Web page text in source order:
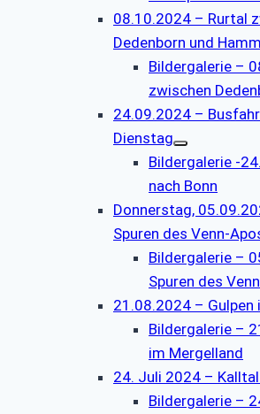
08.10.2024 – Rurtal
Dedenborn und
Bildergalerie –
zwischen
24.09.2024 –
Dienstag
Bildergalerie -
nach Bonn
Donnerstag,
Spuren des Venn-
Bildergalerie –
Spuren des
21.08.2024 – Gulpen
Bildergalerie –
im Mergelland
24. Juli 2024 –
Bildergalerie –